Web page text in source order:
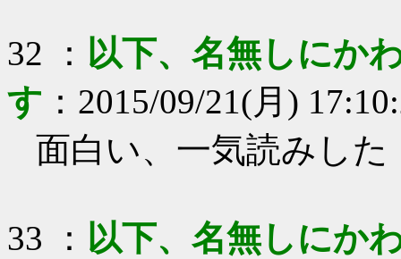
32 ： 以下、名無しにか
す ： 2015/09/21(月)
面白い、一気読みした
33 ： 以下、名無しにか